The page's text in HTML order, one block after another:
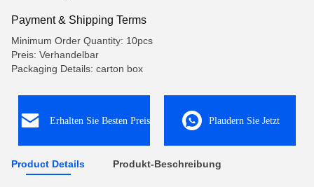
Payment & Shipping Terms
Minimum Order Quantity: 10pcs
Preis: Verhandelbar
Packaging Details: carton box
Erhalten Sie Besten Preis Plaudern Sie Jetzt
Product Details Produkt-Beschreibung